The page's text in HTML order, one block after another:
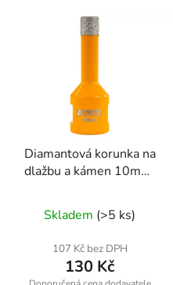
Diamantová korunka na
dlažbu a kámen 10mm,
Skladem (>5 ks)
107 Kč bez DPH
130 Kč